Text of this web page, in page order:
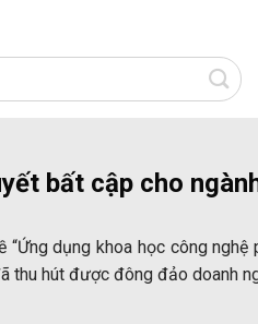
bất cập cho
“Ứng dụng khoa học công
thu hút được đông đảo doanh